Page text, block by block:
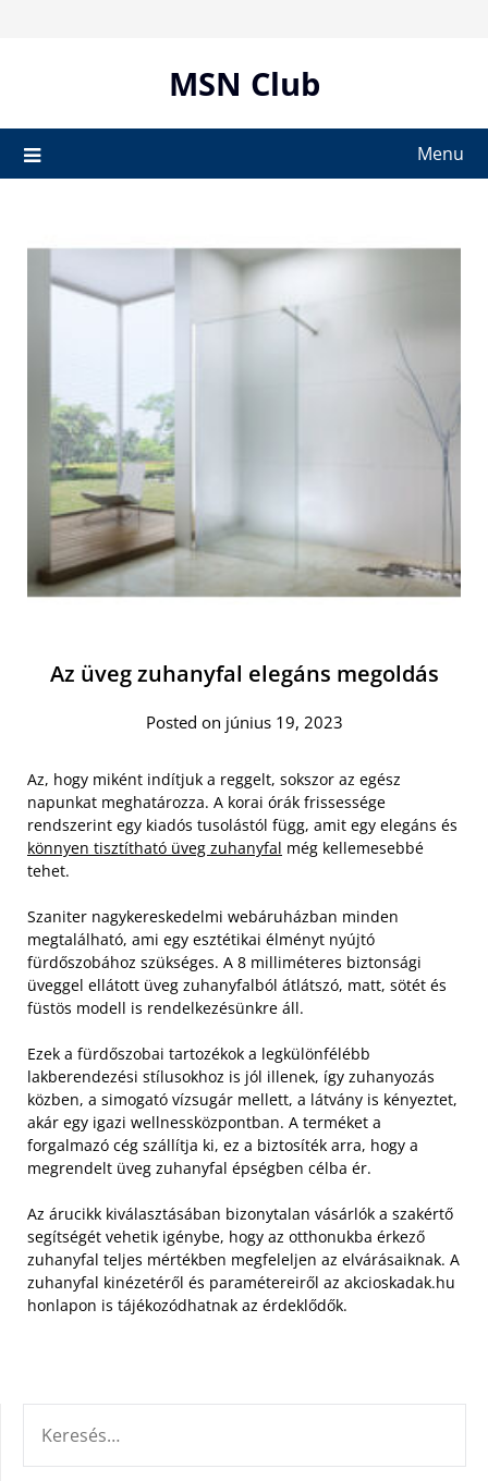
MSN Club
Menu
Az üveg zuhanyfal elegáns megoldás
Posted on június 19, 2023
Az, hogy miként indítjuk a reggelt, sokszor az egész
napunkat meghatározza. A korai órák frissessége
rendszerint egy kiadós tusolástól függ, amit egy elegáns és
könnyen tisztítható üveg zuhanyfal még kellemesebbé
tehet.
Szaniter nagykereskedelmi webáruházban minden
megtalálható, ami egy esztétikai élményt nyújtó
fürdőszobához szükséges. A 8 milliméteres biztonsági
üveggel ellátott üveg zuhanyfalból átlátszó, matt, sötét és
füstös modell is rendelkezésünkre áll.
Ezek a fürdőszobai tartozékok a legkülönfélébb
lakberendezési stílusokhoz is jól illenek, így zuhanyozás
közben, a simogató vízsugár mellett, a látvány is kényeztet,
akár egy igazi wellnessközpontban. A terméket a
forgalmazó cég szállítja ki, ez a biztosíték arra, hogy a
megrendelt üveg zuhanyfal épségben célba ér.
Az árucikk kiválasztásában bizonytalan vásárlók a szakértő
segítségét vehetik igénybe, hogy az otthonukba érkező
zuhanyfal teljes mértékben megfeleljen az elvárásaiknak. A
zuhanyfal kinézetéről és paramétereiről az akcioskadak.hu
honlapon is tájékozódhatnak az érdeklődők.